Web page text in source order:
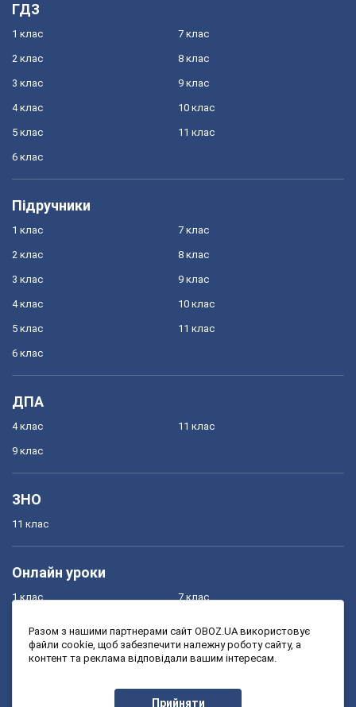
ГДЗ
1 клас
2 клас
3 клас
4 клас
5 клас
6 клас
7 клас
8 клас
9 клас
10 клас
11 клас
Підручники
1 клас
2 клас
3 клас
4 клас
5 клас
6 клас
7 клас
8 клас
9 клас
10 клас
11 клас
ДПА
4 клас
9 клас
11 клас
ЗНО
11 клас
Онлайн уроки
1 клас
3 клас
7 клас
9 клас
Разом з нашими партнерами сайт OBOZ.UA використовує
файли cookie, щоб забезпечити належну роботу сайту, а
контент та реклама відповідали вашим інтересам.
Прийняти